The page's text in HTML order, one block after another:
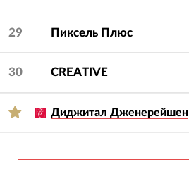
29 Пиксель Плюс
30 CREATIVE
Диджитал Дженерейшен